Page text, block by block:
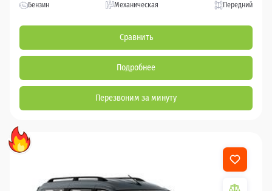
Бензин Механическая Передний
Сравнить
Подробнее
Перезвоним за минуту